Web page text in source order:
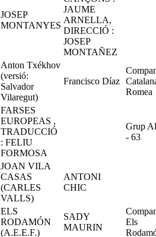
JOSEP
MONTANYES
JAUME
ARNELLA,
DIRECCIÓ :
JOSEP
MONTAÑEZ
Anton Txékhov
(versió:
Salvador
Vilaregut)
Francisco Díaz
Romea
FARSES
EUROPEAS ,
TRADUCCIÓ
: FELIU
FORMOSA
Grup
- 63
JOAN VILA
CASAS
(CARLES
VALLS)
ANTONI
CHIC
ELS
RODAMÓN
(A.E.E.F.)
SADY
MAURIN
Els